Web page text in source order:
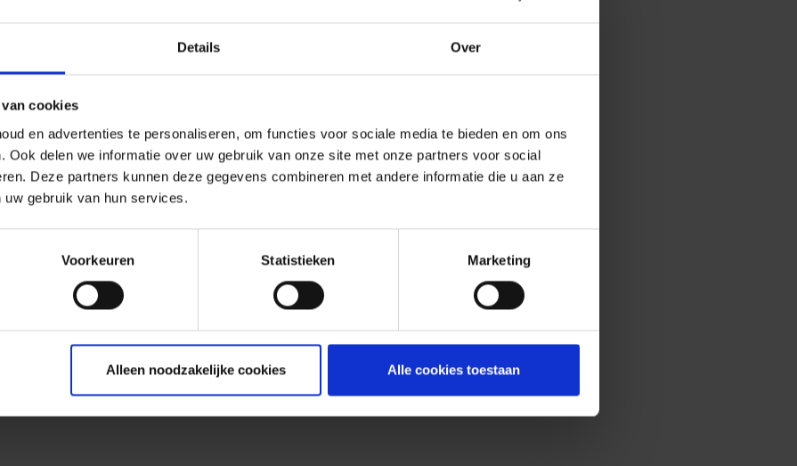
Details Over
cookies
en advertenties te personaliseren, om functies voor sociale media te bieden en om ons
Ook delen we informatie over uw gebruik van onze site met onze partners voor social
Deze partners kunnen deze gegevens combineren met andere informatie die u aan ze
gebruik van hun services.
Voorkeuren Statistieken Marketing
Alleen noodzakelijke cookies Alle cookies toestaan